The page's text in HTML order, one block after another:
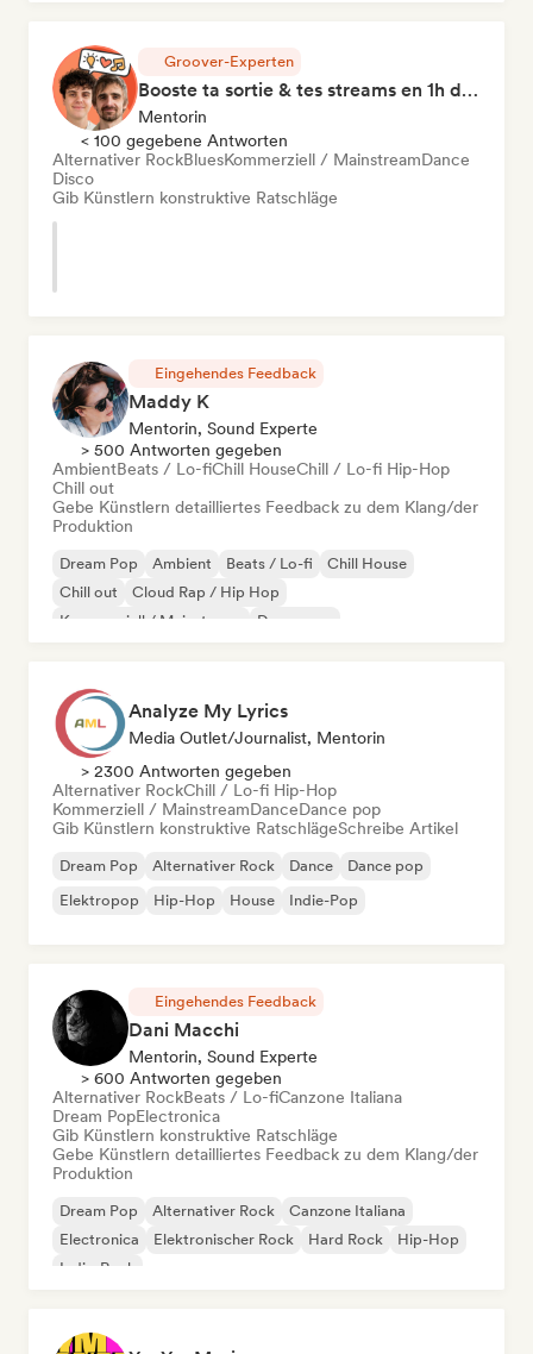
Groover-Experten
Booste ta sortie & tes streams en 1h de Coaching
Mentorin
< 100 gegebene Antworten
Alternativer RockBluesKommerziell / MainstreamDance
Disco
Gib Künstlern konstruktive Ratschläge
Eingehendes Feedback
Maddy K
Mentorin, Sound Experte
> 500 Antworten gegeben
AmbientBeats / Lo-fiChill HouseChill / Lo-fi Hip-Hop
Chill out
Gebe Künstlern detailliertes Feedback zu dem Klang/der
Produktion
Dream Pop Ambient Beats / Lo-fi
Chill House
Chill out
Cloud Rap / Hip Hop
Kommerziell / Mainstream
Dance pop
Analyze My Lyrics
Media Outlet/Journalist, Mentorin
> 2300 Antworten gegeben
Alternativer RockChill / Lo-fi Hip-Hop
Kommerziell / MainstreamDanceDance pop
Gib Künstlern konstruktive RatschlägeSchreibe Artikel
Dream Pop Alternativer Rock Dance
Dance pop
Elektropop
Hip-Hop House Indie-Pop
Eingehendes Feedback
Dani Macchi
Mentorin, Sound Experte
> 600 Antworten gegeben
Alternativer RockBeats / Lo-fiCanzone Italiana
Dream PopElectronica
Gib Künstlern konstruktive Ratschläge
Gebe Künstlern detailliertes Feedback zu dem Klang/der
Produktion
Dream Pop Alternativer Rock
Canzone Italiana
Electronica
Elektronischer Rock Hard Rock
Hip-Hop
Indie-Rock